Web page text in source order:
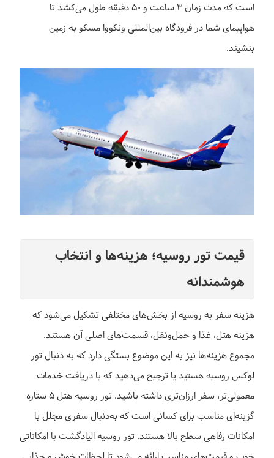
است که مدت زمان ۳ ساعت و ۵۰ دقیقه طول می‌کشد تا
هواپیمای شما در فرودگاه بین‌المللی ونکووا مسکو به زمین
بنشیند.
قیمت تور روسیه؛ هزینه‌ها و انتخاب
هوشمندانه
هزینه سفر به روسیه از بخش‌های مختلفی تشکیل می‌شود که
هزینه هتل، غذا و حمل‌ونقل، قسمت‌های اصلی آن هستند.
مجموع هزینه‌ها نیز به این موضوع بستگی دارد که به دنبال تور
لوکس روسیه هستید یا ترجیح می‌دهید که با دریافت خدمات
معمولی‌تر، سفر ارزان‌تری داشته باشید. تور روسیه هتل 5 ستاره
گزینه‌ای مناسب برای کسانی است که به‌دنبال سفری مجلل با
امکانات رفاهی سطح بالا هستند. تور روسیه الیادگشت با امکاناتی